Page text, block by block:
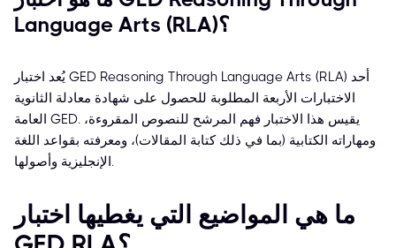
Language Arts (RLA)؟
يُعد اختبار GED Reasoning Through Language Arts (RLA) أحد
الاختبارات الأربعة المطلوبة للحصول على شهادة معادلة الثانوية
العامة GED. يقيس هذا الاختبار فهم المرشح للنصوص المقروءة،
ومهاراته الكتابية (بما في ذلك كتابة المقالات)، ومعرفته بقواعد اللغة
الإنجليزية وأصولها.
ما هي المواضيع التي يغطيها اختبار